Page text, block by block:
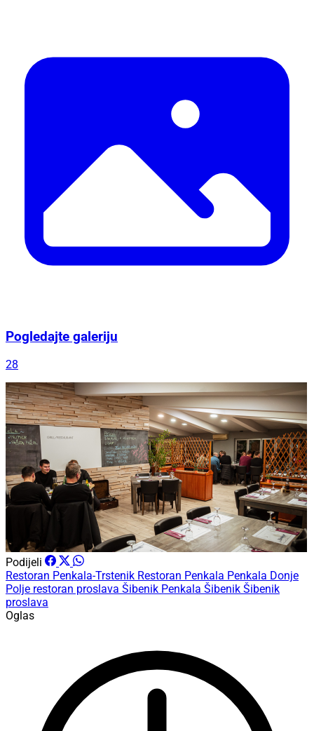
Pogledajte galeriju
28
Podijeli
Restoran Penkala-Trstenik Restoran Penkala Penkala Donje
Polje restoran proslava Šibenik Penkala Šibenik Šibenik
proslava
Oglas